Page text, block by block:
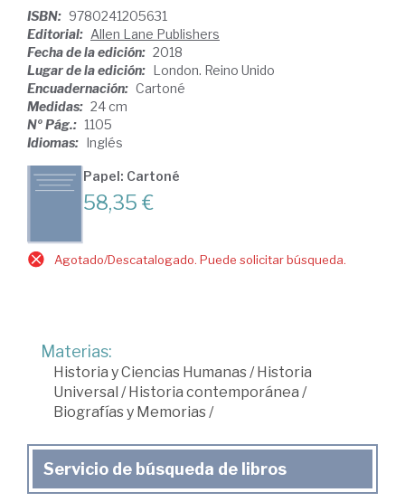
ISBN: 9780241205631
Editorial: Allen Lane Publishers
Fecha de la edición: 2018
Lugar de la edición: London. Reino Unido
Encuadernación: Cartoné
Medidas: 24 cm
Nº Pág.: 1105
Idiomas: Inglés
Papel: Cartoné
58,35 €
Agotado/Descatalogado. Puede solicitar búsqueda.
Materias:
Historia y Ciencias Humanas/Historia
Universal /Historia contemporánea /
Biografías y Memorias/
Servicio de búsqueda de libros